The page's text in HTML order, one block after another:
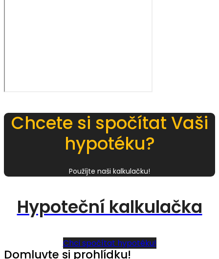
Chcete si spočítat Vaši
hypotéku?
Použíjte naši kalkulačku!
Hypoteční kalkulačka
Chci spočítat hypotéku!
Domluvte si prohlídku!